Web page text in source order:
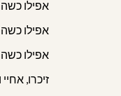
אפילו
אפילו
אפילו
זיכרו, אחיי